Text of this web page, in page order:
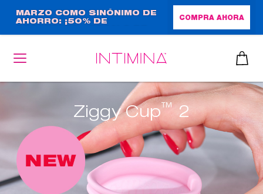
contenido
principal
MARZO COMO SINÓNIMO DE
AHORRO: ¡50% DE
TAMAÑO NORMAL!
COMPRA AHORA
Ziggy Cup™ 2